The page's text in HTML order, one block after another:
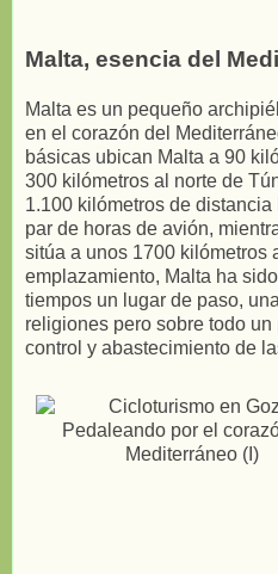
Malta, esencia del
Malta es un pequeño
en el corazón del
básicas ubican Malta a 90
300 kilómetros al norte de
1.100 kilómetros de
par de horas de avión,
sitúa a unos 1700 kilómetros
emplazamiento, Malta ha
tiempos un lugar de paso,
religiones pero sobre todo un
control y abastecimiento de